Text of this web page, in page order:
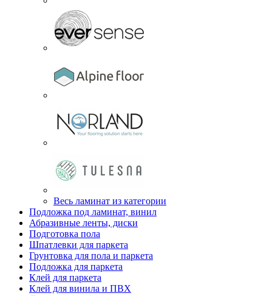
Весь ламинат из категории
Подложка под ламинат, винил
Абразивные ленты, диски
Подготовка пола
Шпатлевки для паркета
Грунтовка для пола и паркета
Подложка для паркета
Клей для паркета
Клей для винила и ПВХ